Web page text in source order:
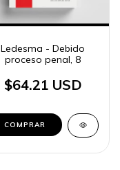
Ledesma - Debido
proceso penal, 8
$64.21 USD
COMPRAR